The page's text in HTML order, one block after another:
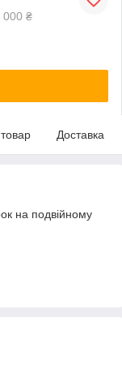
000 ₴
Доставка
на подвійному